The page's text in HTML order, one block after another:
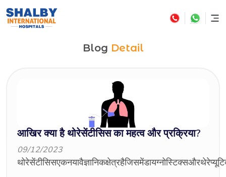
Blog Detail
आखिर क्या है थोरेसेंटीसिस का महत्व और प्रक्रिया?
09/12/2023